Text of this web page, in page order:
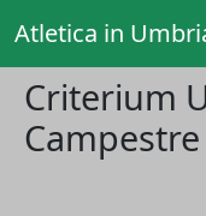
Atletica in
Criterium